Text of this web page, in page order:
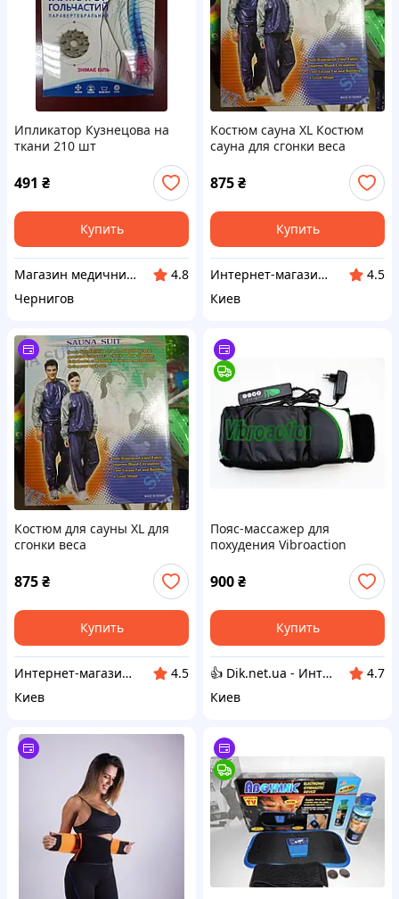
Ипликатор Кузнецова на
ткани 210 шт
491 ₴
Купить
Магазин медичних товарів "МАКСМЕД"
4.8
Чернигов
Костюм сауна XL Костюм
сауна для сгонки веса
похудения
875₴
Купить
Интернет-магазин SportFishka
4.5
Киев
Костюм для сауны XL для
сгонки веса
875₴
Купить
Интернет-магазин SportFishka
4.5
Киев
Пояс-массажер для
похудения Vibroaction
900₴
Купить
👍 Dik.net.ua - Интернет магазин
4.7
Киев